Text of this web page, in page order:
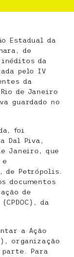
Estadual da
de
inéditos da
pelo IV
da
de Janeiro
guardado no
foi
Dal Piva,
Janeiro, que
e
de Petrópolis.
documentos
de
da
a Ação
organização
parte. Para